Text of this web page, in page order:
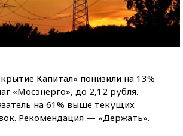
Капитал» понизили на 13%
«Мосэнерго», до 2,12 рубля.
на 61% выше текущих
Рекомендация — «Держать».